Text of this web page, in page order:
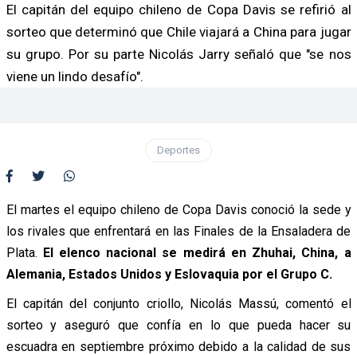
El capitán del equipo chileno de Copa Davis se refirió al
sorteo que determinó que Chile viajará a China para jugar
su grupo. Por su parte Nicolás Jarry señaló que "se nos
viene un lindo desafío".
Deportes
El martes el equipo chileno de Copa Davis conoció la sede y
los rivales que enfrentará en las Finales de la Ensaladera de
Plata. El elenco nacional se medirá en Zhuhai, China, a
Alemania, Estados Unidos y Eslovaquia por el Grupo C.
El capitán del conjunto criollo, Nicolás Massú, comentó el
sorteo y aseguró que confía en lo que pueda hacer su
escuadra en septiembre próximo debido a la calidad de sus